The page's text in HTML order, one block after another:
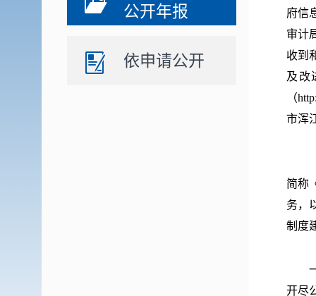
公开年报
依申请公开
府信
审计
收到
及改
（
市浑
简称
务，
制度
一
开尽